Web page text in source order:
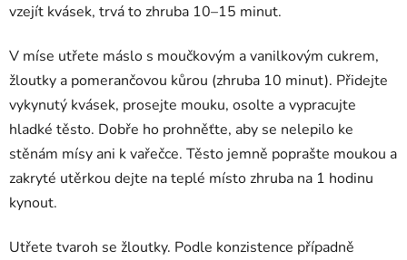
vzejít kvásek, trvá to zhruba 10–15 minut.
V míse utřete máslo s moučkovým a vanilkovým cukrem,
žloutky a pomerančovou kůrou (zhruba 10 minut). Přidejte
vykynutý kvásek, prosejte mouku, osolte a vypracujte
hladké těsto. Dobře ho prohněťte, aby se nelepilo ke
stěnám mísy ani k vařečce. Těsto jemně poprašte moukou a
zakryté utěrkou dejte na teplé místo zhruba na 1 hodinu
kynout.
Utřete tvaroh se žloutky. Podle konzistence případně